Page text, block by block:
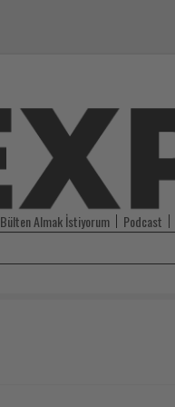
Bülten Almak İstiyorum Podcast